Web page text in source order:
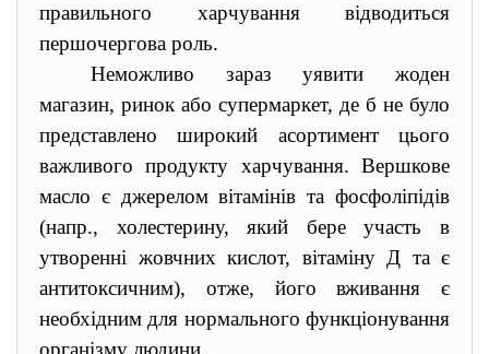
правильного харчування відводиться
першочергова роль.
Неможливо зараз уявити жоден
магазин, ринок або супермаркет, де б не було
представлено широкий асортимент цього
важливого продукту харчування. Вершкове
масло є джерелом вітамінів та фосфоліпідів
(напр., холестерину, який бере участь в
утворенні жовчних кислот, вітаміну Д та є
антитоксичним), отже, його вживання є
необхідним для нормального функціонування
організму людини.